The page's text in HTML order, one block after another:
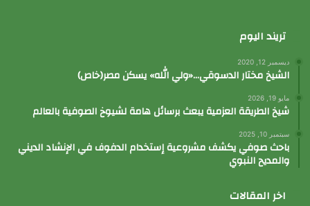
تريند اليوم
ديسمبر 12, 2020
الشيخ مختار الدسوقي…«ولي الله» يسكن مصر(خاص)
مايو 19, 2026
شيخ الطريقة العزمية يبعث برسائل هامة لشيوخ الصوفية بالعالم
سبتمبر 10, 2025
باحث صوفي يكشف مشروعية إستخدام الدفوف في الإنشاد الديني
والمديح النبوي
اخر المقالات